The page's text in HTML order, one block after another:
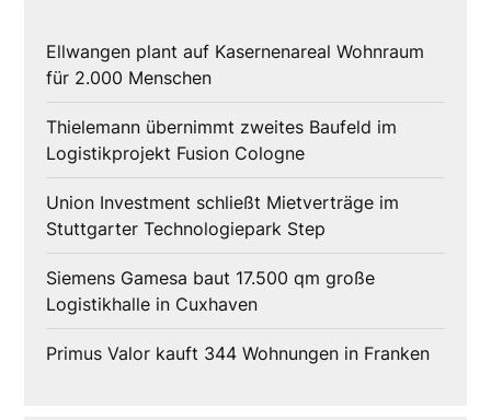
Ellwangen plant auf Kasernenareal Wohnraum
für 2.000 Menschen
Thielemann übernimmt zweites Baufeld im
Logistikprojekt Fusion Cologne
Union Investment schließt Mietverträge im
Stuttgarter Technologiepark Step
Siemens Gamesa baut 17.500 qm große
Logistikhalle in Cuxhaven
Primus Valor kauft 344 Wohnungen in Franken